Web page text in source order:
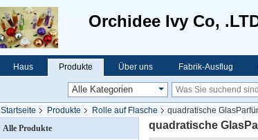
Orchidee Ivy Co,
Haus Produkte Über uns Fabrik-Ausflug
Startseite Produkte Rolle auf Flasche
quadratische
Alle Produkte
quadratische